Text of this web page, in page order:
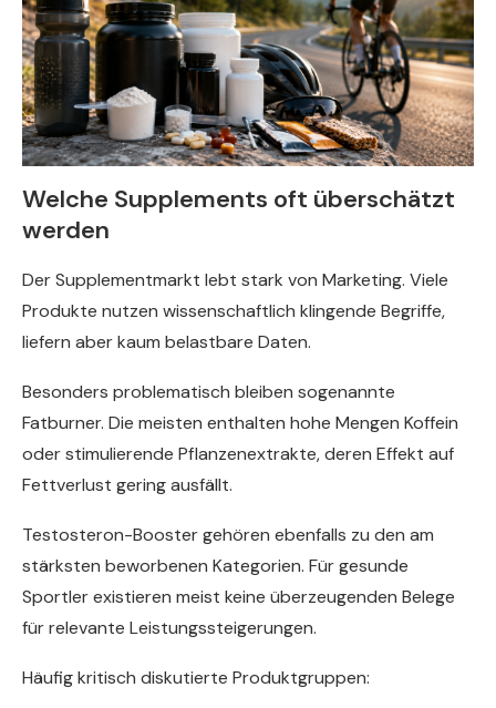
Welche Supplements oft überschätzt
werden
Der Supplementmarkt lebt stark von Marketing. Viele
Produkte nutzen wissenschaftlich klingende Begriffe,
liefern aber kaum belastbare Daten.
Besonders problematisch bleiben sogenannte
Fatburner. Die meisten enthalten hohe Mengen Koffein
oder stimulierende Pflanzenextrakte, deren Effekt auf
Fettverlust gering ausfällt.
Testosteron-Booster gehören ebenfalls zu den am
stärksten beworbenen Kategorien. Für gesunde
Sportler existieren meist keine überzeugenden Belege
für relevante Leistungssteigerungen.
Häufig kritisch diskutierte Produktgruppen: